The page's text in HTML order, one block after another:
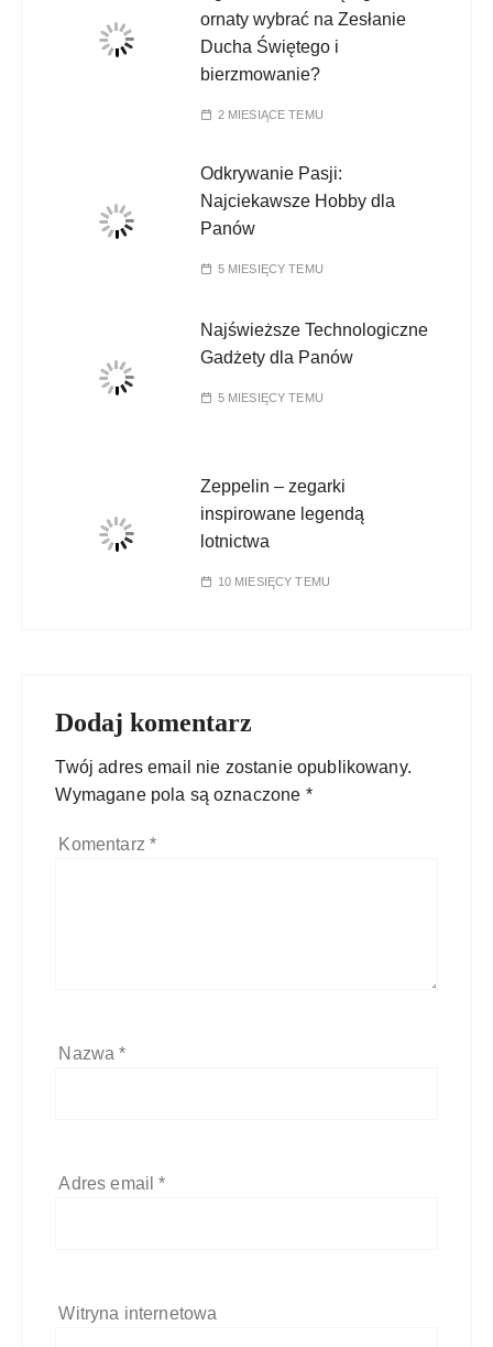
ornaty wybrać na Zesłanie
Ducha Świętego i
bierzmowanie?
2 MIESIĄCE TEMU
Odkrywanie Pasji:
Najciekawsze Hobby dla
Panów
5 MIESIĘCY TEMU
Najświeższe Technologiczne
Gadżety dla Panów
5 MIESIĘCY TEMU
Zeppelin – zegarki
inspirowane legendą
lotnictwa
10 MIESIĘCY TEMU
Dodaj komentarz
Twój adres email nie zostanie opublikowany.
Wymagane pola są oznaczone *
Komentarz *
Nazwa*
Adres email*
Witryna internetowa